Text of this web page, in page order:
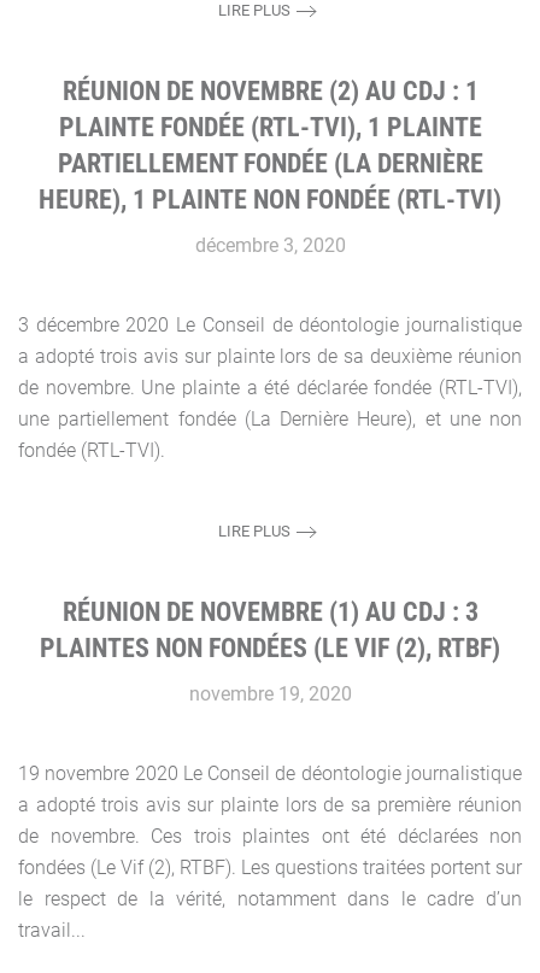
LIRE PLUS
RÉUNION DE NOVEMBRE (2) AU CDJ : 1
PLAINTE FONDÉE (RTL-TVI), 1 PLAINTE
PARTIELLEMENT FONDÉE (LA DERNIÈRE
HEURE), 1 PLAINTE NON FONDÉE (RTL-TVI)
décembre 3, 2020
3 décembre 2020 Le Conseil de déontologie journalistique
a adopté trois avis sur plainte lors de sa deuxième réunion
de novembre. Une plainte a été déclarée fondée (RTL-TVI),
une partiellement fondée (La Dernière Heure), et une non
fondée (RTL-TVI).
LIRE PLUS
RÉUNION DE NOVEMBRE (1) AU CDJ : 3
PLAINTES NON FONDÉES (LE VIF (2), RTBF)
novembre 19, 2020
19 novembre 2020 Le Conseil de déontologie journalistique
a adopté trois avis sur plainte lors de sa première réunion
de novembre. Ces trois plaintes ont été déclarées non
fondées (Le Vif (2), RTBF). Les questions traitées portent sur
le respect de la vérité, notamment dans le cadre d’un
travail...